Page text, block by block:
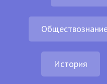
История